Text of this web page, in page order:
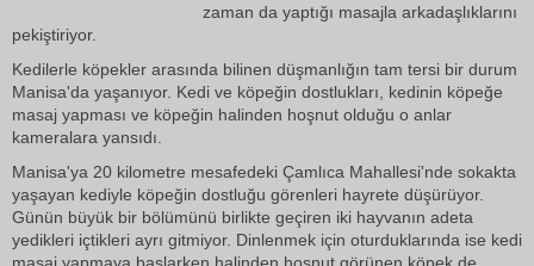
zaman da yaptığı masajla arkadaşlıklarını
pekiştiriyor.
Kedilerle köpekler arasında bilinen düşmanlığın tam tersi bir durum
Manisa'da yaşanıyor. Kedi ve köpeğin dostlukları, kedinin köpeğe
masaj yapması ve köpeğin halinden hoşnut olduğu o anlar
kameralara yansıdı.
Manisa'ya 20 kilometre mesafedeki Çamlıca Mahallesi'nde sokakta
yaşayan kediyle köpeğin dostluğu görenleri hayrete düşürüyor.
Günün büyük bir bölümünü birlikte geçiren iki hayvanın adeta
yedikleri içtikleri ayrı gitmiyor. Dinlenmek için oturduklarında ise kedi